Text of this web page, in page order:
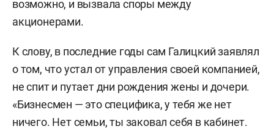
возможно, и вызвала споры между
акционерами.
К слову, в последние годы сам Галицкий заявлял
о том, что устал от управления своей компанией,
не спит и путает дни рождения жены и дочери.
«Бизнесмен — это специфика, у тебя же нет
ничего. Нет семьи, ты заковал себя в кабинет.